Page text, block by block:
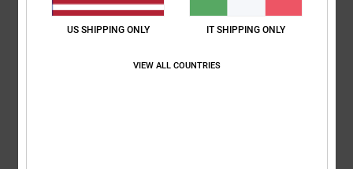
Troppo piccolo Troppo grande
4.7
US SHIPPING ONLY IT SHIPPING ONLY
VIEW ALL COUNTRIES